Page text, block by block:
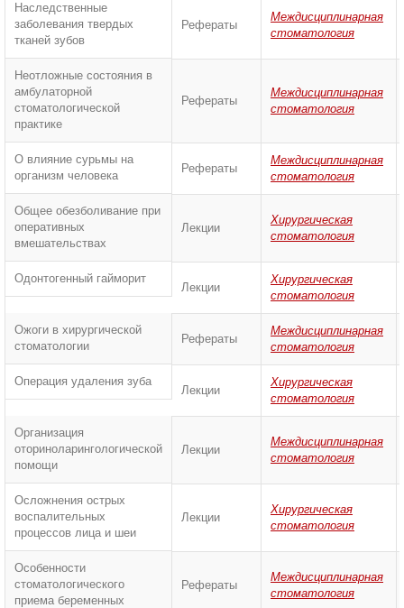
Наследственные
заболевания твердых
тканей зубов
Рефераты
Междисциплинарная
стоматология
Неотложные состояния в
амбулаторной
стоматологической
практике
Рефераты
Междисциплинарная
стоматология
О влияние сурьмы на
организм человека
Рефераты
Междисциплинарная
стоматология
Общее обезболивание при
оперативных
вмешательствах
Лекции
Хирургическая
стоматология
Одонтогенный гайморит
Лекции
Хирургическая
стоматология
Ожоги в хирургической
стоматологии
Рефераты
Междисциплинарная
стоматология
Операция удаления зуба
Лекции
Хирургическая
стоматология
Организация
оториноларингологической
помощи
Лекции
Междисциплинарная
стоматология
Осложнения острых
воспалительных
процессов лица и шеи
Лекции
Хирургическая
стоматология
Особенности
стоматологического
приема беременных
Рефераты
Междисциплинарная
стоматология